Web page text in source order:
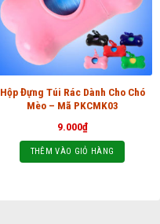
Hộp Đựng Túi Rác Dành Cho Chó
Mèo – Mã PKCMK03
9.000₫
THÊM VÀO GIỎ HÀNG